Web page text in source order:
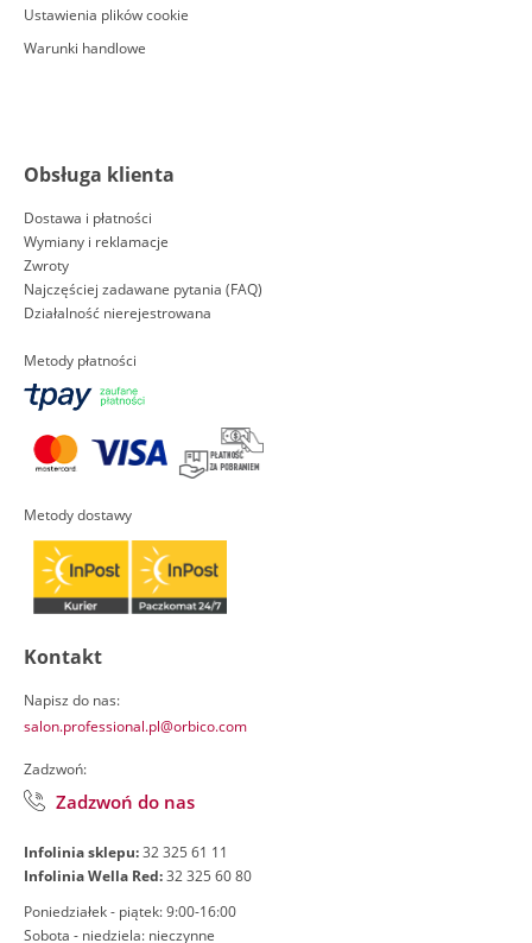
Ustawienia plików cookie
Warunki handlowe
Obsługa klienta
Dostawa i płatności
Wymiany i reklamacje
Zwroty
Najczęściej zadawane pytania (FAQ)
Działalność nierejestrowana
Metody płatności
Metody dostawy
Kontakt
Napisz do nas:
salon.professional.pl@orbico.com
Zadzwoń:
Zadzwoń do nas
Infolinia sklepu:32 325 61 11
Infolinia Wella Red:32 325 60 80
Poniedziałek - piątek: 9:00-16:00
Sobota - niedziela: nieczynne